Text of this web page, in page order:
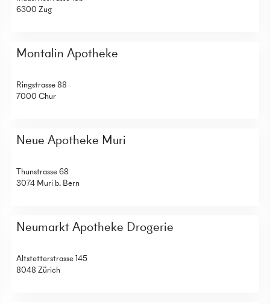
6300 Zug
Montalin Apotheke
Ringstrasse 88
7000 Chur
Neue Apotheke Muri
Thunstrasse 68
3074 Muri b. Bern
Neumarkt Apotheke Drogerie
Altstetterstrasse 145
8048 Zürich